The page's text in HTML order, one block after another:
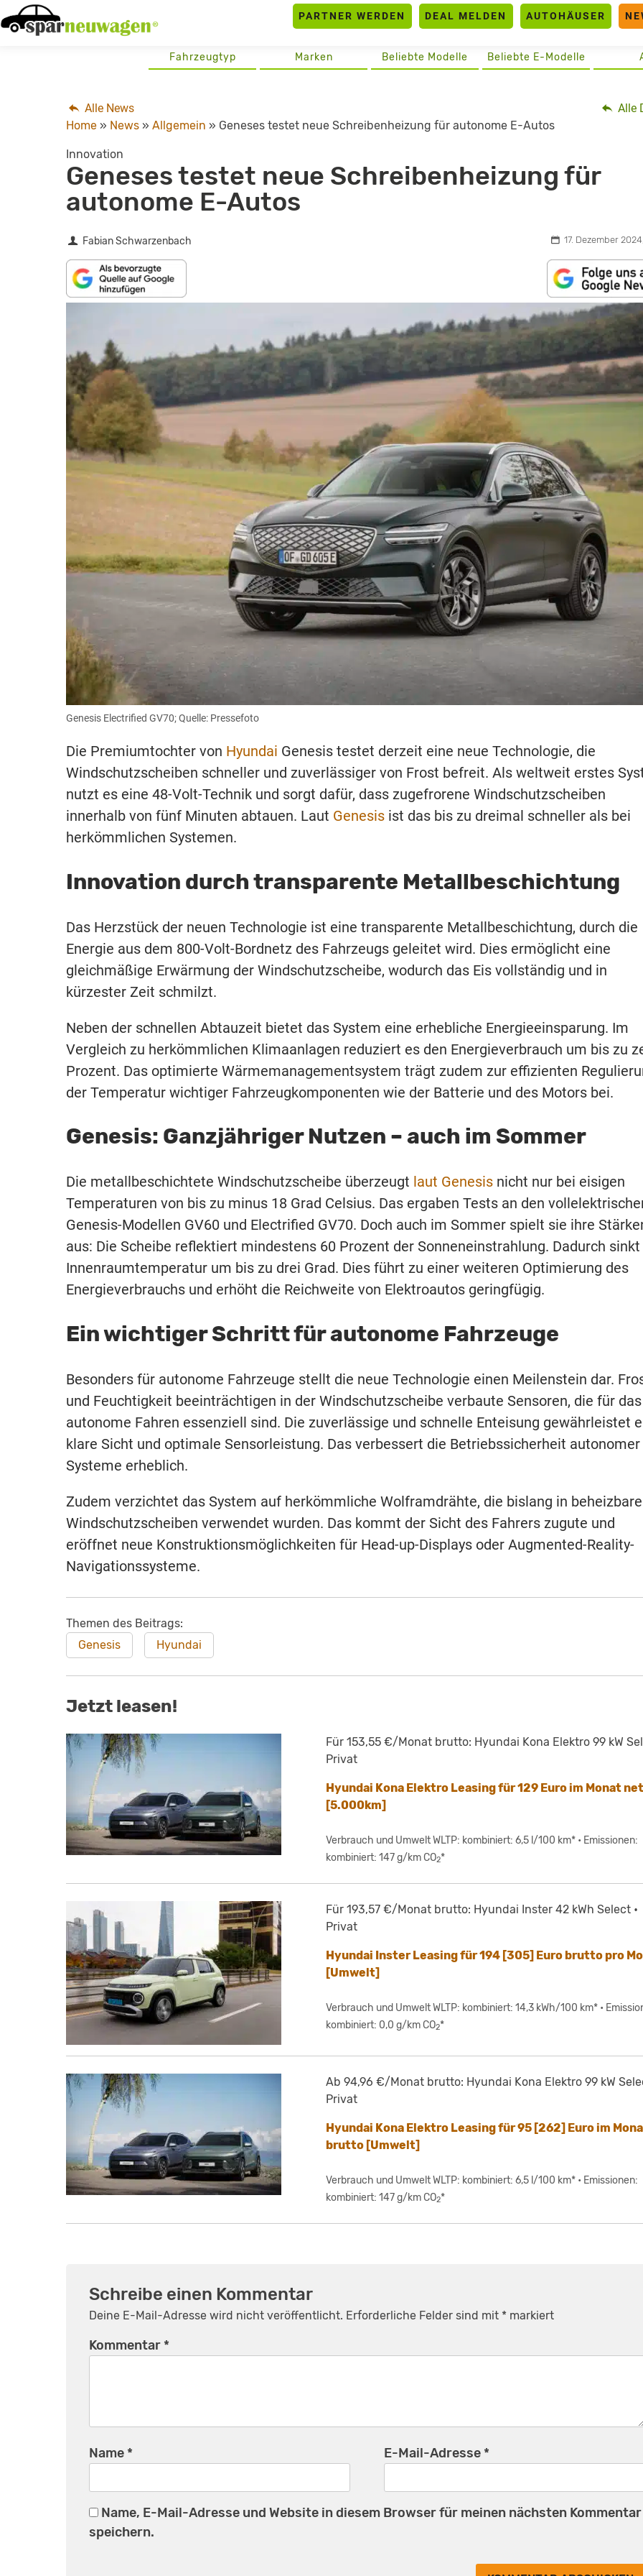
Skip
to
PARTNER WERDEN DEAL MELDEN AUTOHÄUSER
Beliebte E-Modelle
Beliebte Modelle
Marken
Fahrzeugtyp
Alle
Alle News
Home » News » Allgemein » Geneses testet neue Schreibenheizung für autonome E-Autos
Innovation
Geneses testet neue Schreibenheizung für
autonome E-Autos
Fabian Schwarzenbach 17. Dezember
Genesis Electrified GV70; Quelle: Pressefoto
Die Premiumtochter von Hyundai Genesis testet derzeit eine neue Technologie, die
Windschutzscheiben schneller und zuverlässiger von Frost befreit. Als weltweit erstes
nutzt es eine 48-Volt-Technik und sorgt dafür, dass zugefrorene Windschutzscheiben
innerhalb von fünf Minuten abtauen. Laut Genesis ist das bis zu dreimal schneller als bei
herkömmlichen Systemen.
Innovation durch transparente Metallbeschichtung
Das Herzstück der neuen Technologie ist eine transparente Metallbeschichtung, durch die
Energie aus dem 800-Volt-Bordnetz des Fahrzeugs geleitet wird. Dies ermöglicht eine
gleichmäßige Erwärmung der Windschutzscheibe, wodurch das Eis vollständig und in
kürzester Zeit schmilzt.
Neben der schnellen Abtauzeit bietet das System eine erhebliche Energieeinsparung. Im
Vergleich zu herkömmlichen Klimaanlagen reduziert es den Energieverbrauch um bis zu
Prozent. Das optimierte Wärmemanagementsystem trägt zudem zur effizienten
der Temperatur wichtiger Fahrzeugkomponenten wie der Batterie und des Motors bei.
Genesis: Ganzjähriger Nutzen – auch im Sommer
Die metallbeschichtete Windschutzscheibe überzeugt laut Genesis nicht nur bei eisigen
Temperaturen von bis zu minus 18 Grad Celsius. Das ergaben Tests an den
Genesis-Modellen GV60 und Electrified GV70. Doch auch im Sommer spielt sie ihre
aus: Die Scheibe reflektiert mindestens 60 Prozent der Sonneneinstrahlung. Dadurch
Innenraumtemperatur um bis zu drei Grad. Dies führt zu einer weiteren Optimierung des
Energieverbrauchs und erhöht die Reichweite von Elektroautos geringfügig.
Ein wichtiger Schritt für autonome Fahrzeuge
Besonders für autonome Fahrzeuge stellt die neue Technologie einen Meilenstein dar.
und Feuchtigkeit beeinträchtigen in der Windschutzscheibe verbaute Sensoren, die für das
autonome Fahren essenziell sind. Die zuverlässige und schnelle Enteisung gewährleistet
klare Sicht und optimale Sensorleistung. Das verbessert die Betriebssicherheit autonomer
Systeme erheblich.
Zudem verzichtet das System auf herkömmliche Wolframdrähte, die bislang in
Windschutzscheiben verwendet wurden. Das kommt der Sicht des Fahrers zugute und
eröffnet neue Konstruktionsmöglichkeiten für Head-up-Displays oder Augmented-Reality-
Navigationssysteme.
Themen des Beitrags:
Genesis
Hyundai
Jetzt leasen!
Für 153,55 €/Monat brutto: Hyundai Kona Elektro 99 kW
Privat
Hyundai Kona Elektro Leasing für 129 Euro im Monat
[5.000km]
Verbrauch und Umwelt WLTP: kombiniert: 6,5 l/100 km* • Emissionen:
kombiniert: 147 g/km CO2*
Für 193,57 €/Monat brutto: Hyundai Inster 42 kWh Select •
Privat
Hyundai Inster Leasing für 194 [305] Euro brutto pro
[Umwelt]
Verbrauch und Umwelt WLTP: kombiniert: 14,3 kWh/100 km* •
kombiniert: 0,0 g/km CO2*
Ab 94,96 €/Monat brutto: Hyundai Kona Elektro 99 kW
Privat
Hyundai Kona Elektro Leasing für 95 [262] Euro im
brutto [Umwelt]
Verbrauch und Umwelt WLTP: kombiniert: 6,5 l/100 km* • Emissionen:
kombiniert: 147 g/km CO2*
Schreibe einen Kommentar
Deine E-Mail-Adresse wird nicht veröffentlicht. Erforderliche Felder sind mit * markiert
Kommentar *
Name * E-Mail-Adresse *
Name, E-Mail-Adresse und Website in diesem Browser für meinen nächsten Kommentar
speichern.